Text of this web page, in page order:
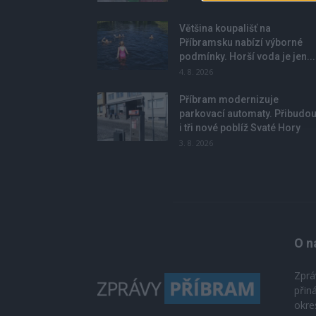
Většina koupališť na
Příbramsku nabízí výborné
podmínky. Horší voda je jen...
4. 8. 2026
Příbram modernizuje
parkovací automaty. Přibudou
i tři nové poblíž Svaté Hory
3. 8. 2026
O